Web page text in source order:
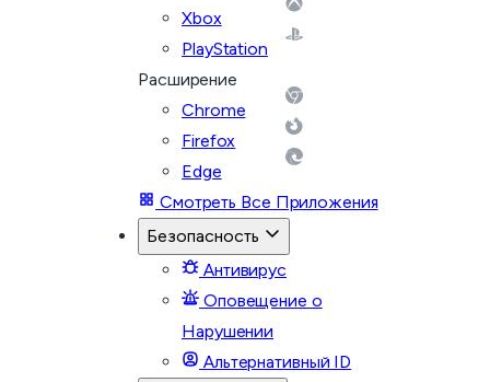
Xbox
PlayStation
Расширение
Chrome
Firefox
Edge
Смотреть Все Приложения
Безопасность
Антивирус
Оповещение о
Нарушении
Альтернативный ID